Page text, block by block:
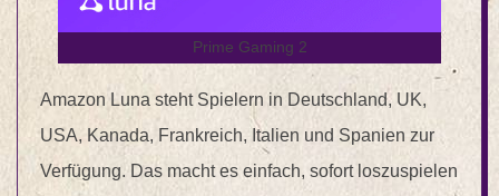
Prime Gaming 2
Amazon Luna steht Spielern in Deutschland, UK,
USA, Kanada, Frankreich, Italien und Spanien zur
Verfügung. Das macht es einfach, sofort loszuspielen